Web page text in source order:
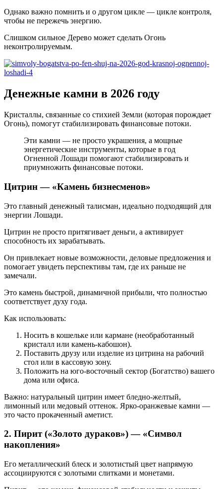
Однако важно помнить и о другом цикле — цикле контроля,
чтобы не пережечь энергию.
Слишком сильное Дерево может сделать Огонь
неконтролируемым.
Денежные камни в 2026 году
Кристаллы, связанные со стихией Земли (которая порождает
Огонь), помогут стабилизировать финансовые потоки.
Эти камни — не просто украшения, а мощные
энергетические инструменты, которые в год
Огненной Лошади помогают стабилизировать и
приумножить финансовые потоки.
Цитрин — «Камень бизнесменов»
Это главный денежный талисман, идеально подходящий для
энергии Лошади.
Цитрин не просто притягивает деньги, а активирует
способность их зарабатывать.
Он привлекает новые возможности, деловые предложения и
помогает увидеть перспективы там, где их раньше не
замечали.
Это камень быстрой, динамичной прибыли, что полностью
соответствует духу года.
Как использовать:
Носить в кошельке или кармане (необработанный
кристалл или камень-кабошон).
Поставить друзу или изделие из цитрина на рабочий
стол или в кассовую зону.
Положить на юго-восточный сектор (Богатство) вашего
дома или офиса.
Важно: натуральный цитрин имеет бледно-желтый,
лимонный или медовый оттенок. Ярко-оранжевые камни —
это часто прокаченный аметист.
2. Пирит («Золото дураков») — «Символ
накопления»
Его металлический блеск и золотистый цвет напрямую
ассоциируются с золотыми слитками и монетами.